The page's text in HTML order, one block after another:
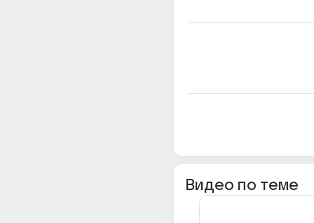
Видео по теме